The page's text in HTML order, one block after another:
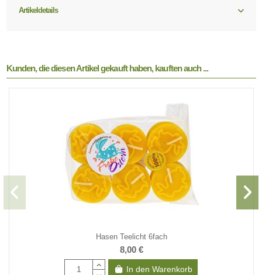
Artikeldetails
Kunden, die diesen Artikel gekauft haben, kauften auch ...
Hasen Teelicht 6fach
8,00 €
In den Warenkorb